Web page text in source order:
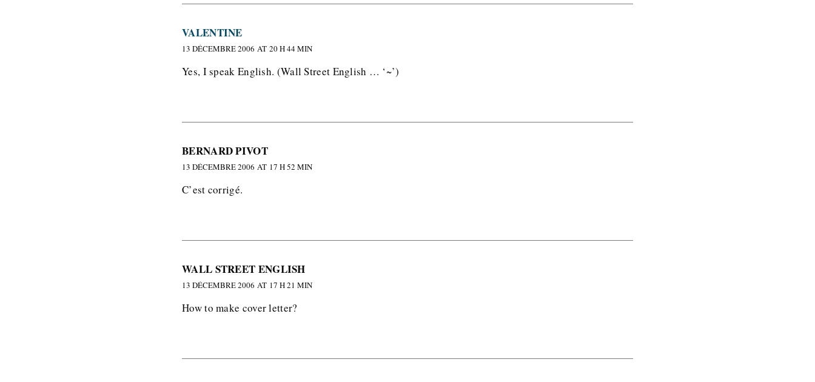
VALENTINE
13 DÉCEMBRE 2006 AT 20 H 44 MIN
Yes, I speak English. (Wall Street English … ‘~’)
BERNARD PIVOT
13 DÉCEMBRE 2006 AT 17 H 52 MIN
C’est corrigé.
WALL STREET ENGLISH
13 DÉCEMBRE 2006 AT 17 H 21 MIN
How to make cover letter?